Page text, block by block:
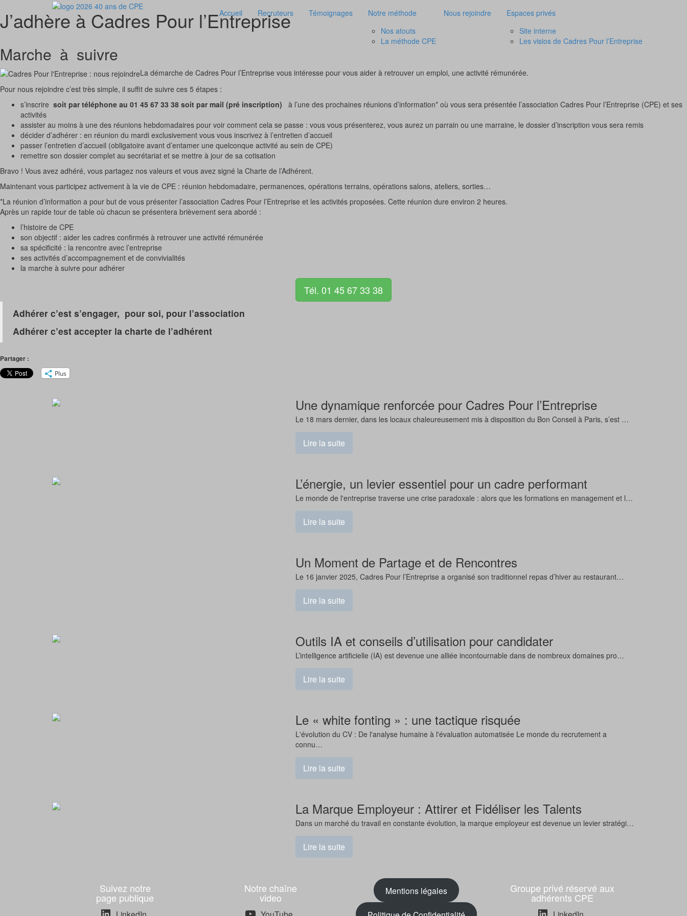
Skip
to
Accueil Recruteurs Témoignages
Notre méthode
Nos atouts
La méthode CPE
Nous rejoindre
Espaces privés
Site interne
Les visios de Cadres Pour l’Entreprise
J’adhère à Cadres Pour l’Entreprise
Marche à suivre
La démarche de Cadres Pour l’Entreprise vous intéresse pour vous aider à retrouver un emploi, une activité rémunérée.
Pour nous rejoindre c’est très simple, il suffit de suivre ces 5 étapes :
s’inscrire soit par téléphone au 01 45 67 33 38 soit par mail (pré inscription)
à l’une des prochaines réunions d’information* où vous sera présentée l’association Cadres Pour l’Entreprise (CPE) et ses
activités
assister au moins à une des réunions hebdomadaires pour voir comment cela se passe : vous vous présenterez, vous aurez un parrain ou une marraine, le dossier d’inscription vous sera remis
décider d’adhérer : en réunion du mardi exclusivement vous vous inscrivez à l’entretien d’accueil
passer l’entretien d’accueil (obligatoire avant d’entamer une quelconque activité au sein de CPE)
remettre son dossier complet au secrétariat et se mettre à jour de sa cotisation
Bravo ! Vous avez adhéré, vous partagez nos valeurs et vous avez signé la Charte de l’Adhérent.
Maintenant vous participez activement à la vie de CPE : réunion hebdomadaire, permanences, opérations terrains, opérations salons, ateliers, sorties…
*La réunion d’information a pour but de vous présenter l’association Cadres Pour l’Entreprise et les activités proposées. Cette réunion dure environ 2 heures.
Après un rapide tour de table où chacun se présentera brièvement sera abordé :
l’histoire de CPE
son objectif : aider les cadres confirmés à retrouver une activité rémunérée
sa spécificité : la rencontre avec l’entreprise
ses activités d’accompagnement et de convivialités
la marche à suivre pour adhérer
Tél. 01 45 67 33 38
Adhérer c’est s’engager, pour soi, pour l’association
Adhérer c’est accepter la charte de l’adhérent
Partager :
Plus
Une dynamique renforcée pour Cadres Pour l’Entreprise
Le 18 mars dernier, dans les locaux chaleureusement mis à disposition du Bon Conseil à Paris, s’est …
Lire la suite
L’énergie, un levier essentiel pour un cadre performant
Le monde de l'entreprise traverse une crise paradoxale : alors que les formations en management et l…
Lire la suite
Un Moment de Partage et de Rencontres
Le 16 janvier 2025, Cadres Pour l’Entreprise a organisé son traditionnel repas d’hiver au restaurant…
Lire la suite
Outils IA et conseils d’utilisation pour candidater
L’intelligence artificielle (IA) est devenue une alliée incontournable dans de nombreux domaines pro…
Lire la suite
Le « white fonting » : une tactique risquée
L'évolution du CV : De l'analyse humaine à l'évaluation automatisée Le monde du recrutement a
connu…
Lire la suite
La Marque Employeur : Attirer et Fidéliser les Talents
Dans un marché du travail en constante évolution, la marque employeur est devenue un levier stratégi…
Lire la suite
Suivez notre
page publique
Notre chaîne
video
Mentions légales Groupe privé réservé aux
adhérents CPE